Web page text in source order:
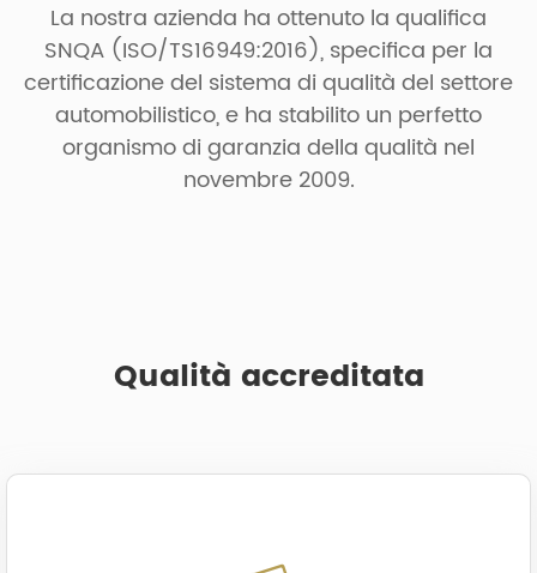
La nostra azienda ha ottenuto la qualifica
SNQA (ISO/TS16949:2016), specifica per la
certificazione del sistema di qualità del settore
automobilistico, e ha stabilito un perfetto
organismo di garanzia della qualità nel
novembre 2009.
Qualità accreditata